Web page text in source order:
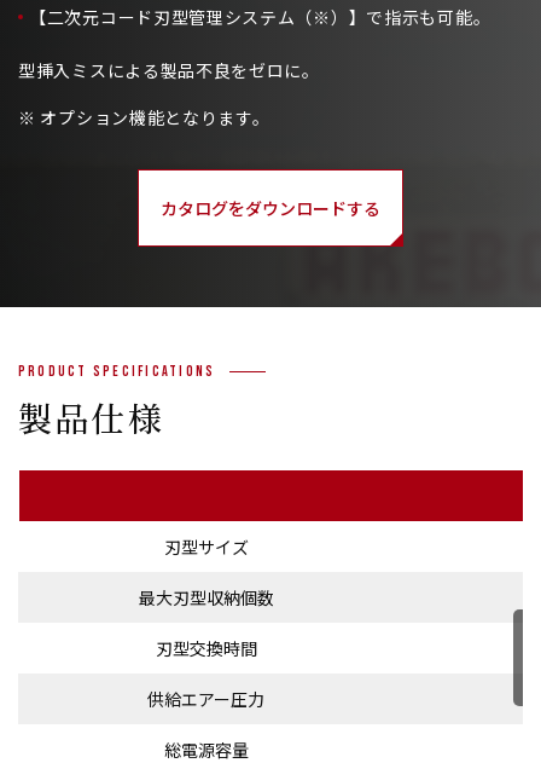
【二次元コード刃型管理システム（※）】で指示も可能。
型挿入ミスによる製品不良をゼロに。
※ オプション機能となります。
カタログをダウンロードする
Product Specifications
製品仕様
刃型サイズ
最大刃型収納個数
刃型交換時間
供給エアー圧力
総電源容量